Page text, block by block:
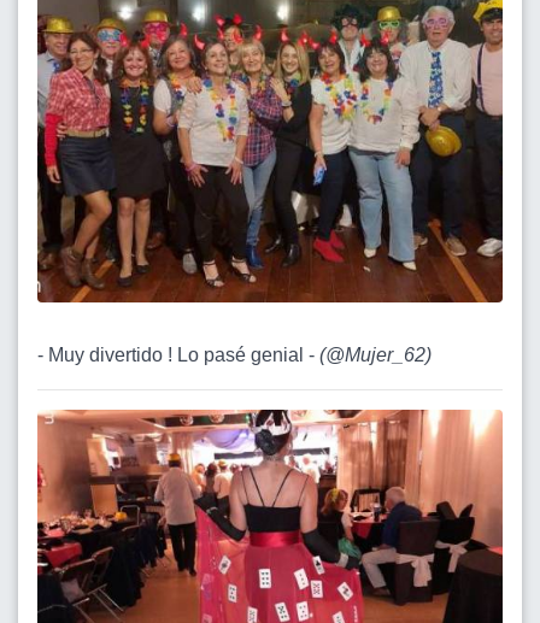
- Muy divertido ! Lo pasé genial - (@Mujer_62)